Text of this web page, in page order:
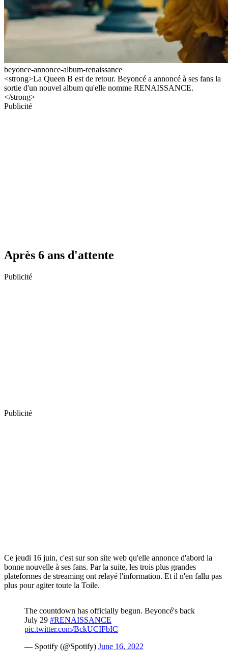
beyonce-annonce-album-renaissance
<strong>La Queen B est de retour. Beyoncé a annoncé à ses fans la
sortie d'un nouvel album qu'elle nomme RENAISSANCE.
</strong>
Publicité
Après 6 ans d'attente
Publicité
Publicité
Ce jeudi 16 juin, c'est sur son site web qu'elle annonce d'abord la
bonne nouvelle à ses fans. Par la suite, les trois plus grandes
plateformes de streaming ont relayé l'information. Et il n'en fallu pas
plus pour agiter toute la Toile.